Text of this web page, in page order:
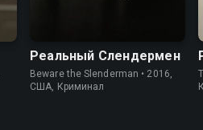
Реальный Слендермен
Beware the Slenderman • 2016,
США, Криминал